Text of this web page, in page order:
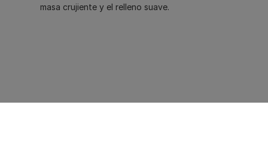
masa crujiente y el relleno suave.